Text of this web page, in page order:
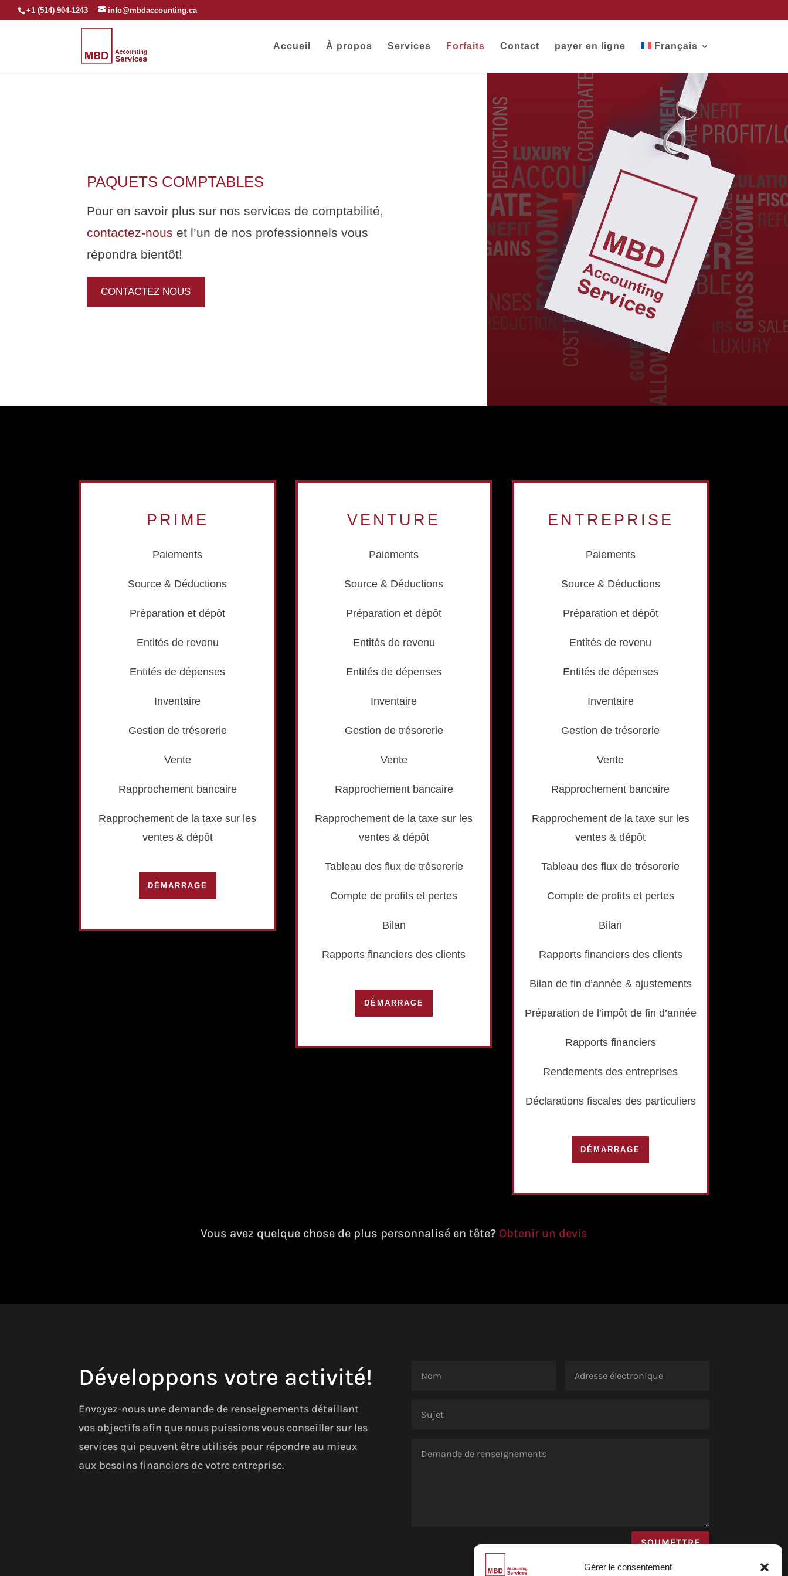
Gérer le consentement
+1 (514) 904-1243 info@mbdaccounting.ca
Accueil À propos Services Forfaits Contact payer en ligne Français
PAQUETS COMPTABLES
Pour en savoir plus sur nos services de comptabilité,
contactez-nous et l’un de nos professionnels vous
répondra bientôt!
CONTACTEZ NOUS
PRIME
Paiements
Source & Déductions
Préparation et dépôt
Entités de revenu
Entités de dépenses
Inventaire
Gestion de trésorerie
Vente
Rapprochement bancaire
Rapprochement de la taxe sur les
ventes & dépôt
DÉMARRAGE
VENTURE
Paiements
Source & Déductions
Préparation et dépôt
Entités de revenu
Entités de dépenses
Inventaire
Gestion de trésorerie
Vente
Rapprochement bancaire
Rapprochement de la taxe sur les
ventes & dépôt
Tableau des flux de trésorerie
Compte de profits et pertes
Bilan
Rapports financiers des clients
DÉMARRAGE
ENTREPRISE
Paiements
Source & Déductions
Préparation et dépôt
Entités de revenu
Entités de dépenses
Inventaire
Gestion de trésorerie
Vente
Rapprochement bancaire
Rapprochement de la taxe sur les
ventes & dépôt
Tableau des flux de trésorerie
Compte de profits et pertes
Bilan
Rapports financiers des clients
Bilan de fin d’année & ajustements
Préparation de l’impôt de fin d’année
Rapports financiers
Rendements des entreprises
Déclarations fiscales des particuliers
DÉMARRAGE
Vous avez quelque chose de plus personnalisé en tête? Obtenir un devis
Développons votre activité!
Envoyez-nous une demande de renseignements détaillant
vos objectifs afin que nous puissions vous conseiller sur les
services qui peuvent être utilisés pour répondre au mieux
aux besoins financiers de votre entreprise.
SOUMETTRE